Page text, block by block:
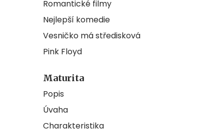
Romantické filmy
Nejlepší komedie
Vesničko má středisková
Pink Floyd
Maturita
Popis
Úvaha
Charakteristika